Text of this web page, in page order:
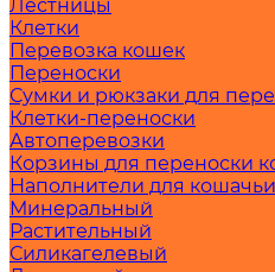
Лестницы
Клетки
Перевозка кошек
Переноски
Сумки и рюкзаки для
Клетки-переноски
Автоперевозки
Корзины для переноски
Наполнители для
Минеральный
Растительный
Силикагелевый